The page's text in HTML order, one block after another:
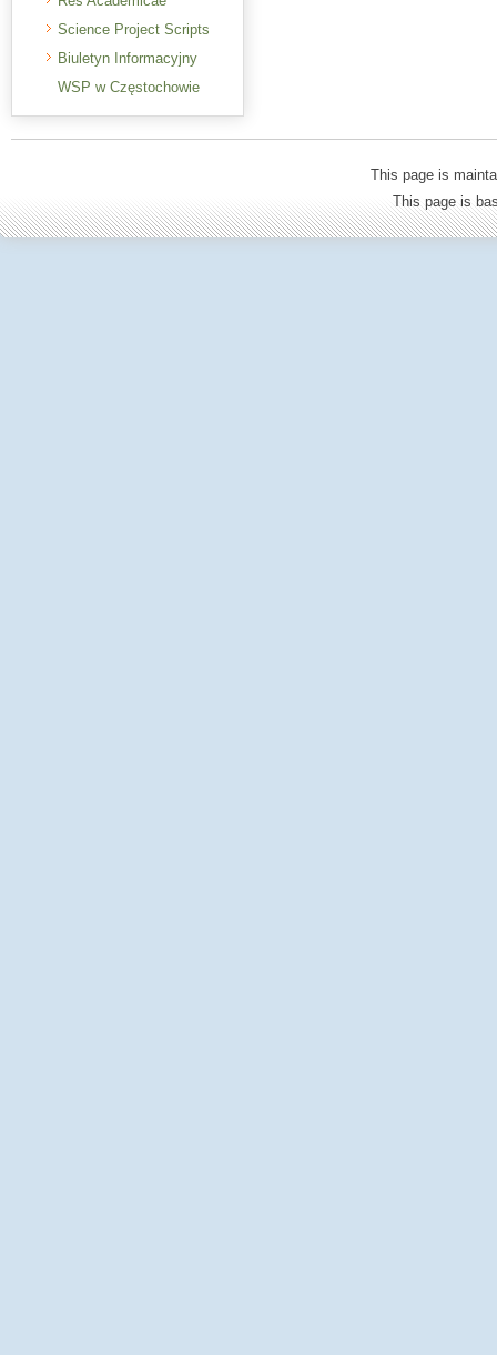
Science Project Scripts
Biuletyn Informacyjny
WSP w Częstochowie
This page is
This page is